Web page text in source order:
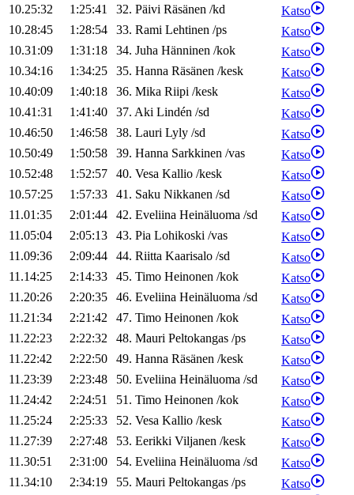
10.25:32
1:25:41 32. Päivi Räsänen /kd
Katso
10.28:45
1:28:54 33. Rami Lehtinen /ps
Katso
10.31:09
1:31:18 34. Juha Hänninen /kok
Katso
10.34:16
1:34:25 35. Hanna Räsänen /kesk
Katso
10.40:09
1:40:18 36. Mika Riipi /kesk
Katso
10.41:31
1:41:40 37. Aki Lindén /sd
Katso
10.46:50
1:46:58 38. Lauri Lyly /sd
Katso
10.50:49
1:50:58 39. Hanna Sarkkinen /vas
Katso
10.52:48
1:52:57 40. Vesa Kallio /kesk
Katso
10.57:25
1:57:33 41. Saku Nikkanen /sd
Katso
11.01:35
2:01:44 42. Eveliina Heinäluoma /sd
Katso
11.05:04
2:05:13 43. Pia Lohikoski /vas
Katso
11.09:36
2:09:44 44. Riitta Kaarisalo /sd
Katso
11.14:25
2:14:33 45. Timo Heinonen /kok
Katso
11.20:26
2:20:35 46. Eveliina Heinäluoma /sd
Katso
11.21:34
2:21:42 47. Timo Heinonen /kok
Katso
11.22:23
2:22:32 48. Mauri Peltokangas /ps
Katso
11.22:42
2:22:50 49. Hanna Räsänen /kesk
Katso
11.23:39
2:23:48 50. Eveliina Heinäluoma /sd
Katso
11.24:42
2:24:51 51. Timo Heinonen /kok
Katso
11.25:24
2:25:33 52. Vesa Kallio /kesk
Katso
11.27:39
2:27:48 53. Eerikki Viljanen /kesk
Katso
11.30:51
2:31:00 54. Eveliina Heinäluoma /sd
Katso
11.34:10
2:34:19 55. Mauri Peltokangas /ps
Katso